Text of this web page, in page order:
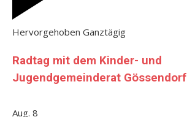
Hervorgehoben Ganztägig
Radtag mit dem Kinder- und
Jugendgemeinderat Gössendorf
Aug. 8